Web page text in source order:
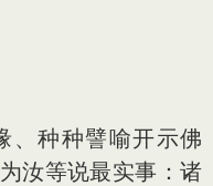
、种种譬喻开示佛
汝等说最实事：诸